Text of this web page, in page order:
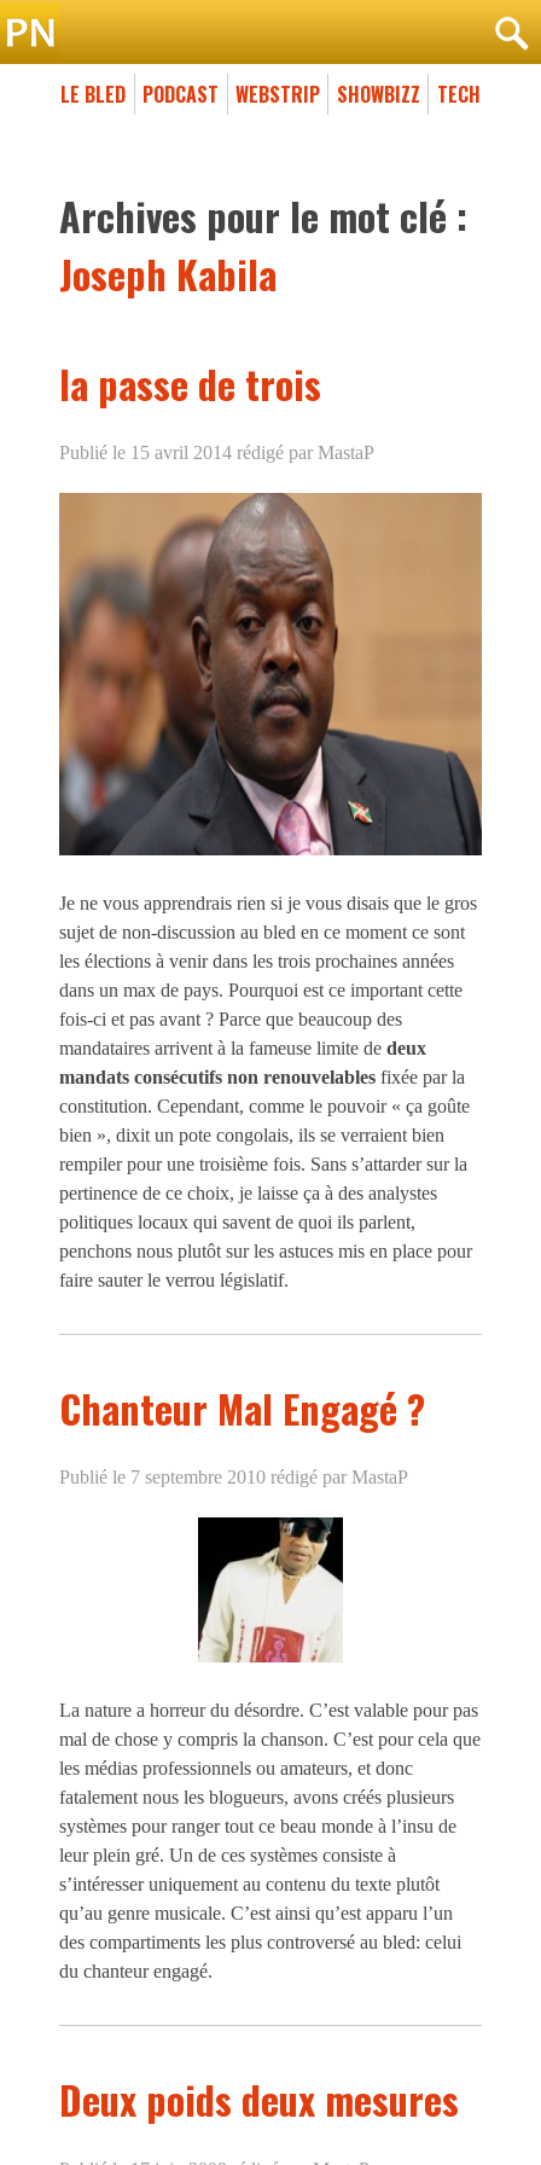
LE BLED PODCAST WEBSTRIP SHOWBIZZ TECH
Archives pour le mot clé :
Joseph Kabila
la passe de trois
Publié le 15 avril 2014 rédigé par MastaP
Je ne vous apprendrais rien si je vous disais que le gros
sujet de non-discussion au bled en ce moment ce sont
les élections à venir dans les trois prochaines années
dans un max de pays. Pourquoi est ce important cette
fois-ci et pas avant ? Parce que beaucoup des
mandataires arrivent à la fameuse limite de deux
mandats consécutifs non renouvelables fixée par la
constitution. Cependant, comme le pouvoir « ça goûte
bien », dixit un pote congolais, ils se verraient bien
rempiler pour une troisième fois. Sans s’attarder sur la
pertinence de ce choix, je laisse ça à des analystes
politiques locaux qui savent de quoi ils parlent,
penchons nous plutôt sur les astuces mis en place pour
faire sauter le verrou législatif.
Chanteur Mal Engagé ?
Publié le 7 septembre 2010 rédigé par MastaP
La nature a horreur du désordre. C’est valable pour pas
mal de chose y compris la chanson. C’est pour cela que
les médias professionnels ou amateurs, et donc
fatalement nous les blogueurs, avons créés plusieurs
systèmes pour ranger tout ce beau monde à l’insu de
leur plein gré. Un de ces systèmes consiste à
s’intéresser uniquement au contenu du texte plutôt
qu’au genre musicale. C’est ainsi qu’est apparu l’un
des compartiments les plus controversé au bled: celui
du chanteur engagé.
Deux poids deux mesures